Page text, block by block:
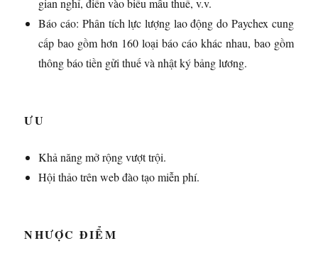
gian nghỉ, điền vào biểu mẫu thuế, v.v.
Báo cáo: Phân tích lực lượng lao động do Paychex cung
cấp bao gồm hơn 160 loại báo cáo khác nhau, bao gồm
thông báo tiền gửi thuế và nhật ký bảng lương.
ƯU
Khả năng mở rộng vượt trội.
Hội thảo trên web đào tạo miễn phí.
NHƯỢC ĐIỂM